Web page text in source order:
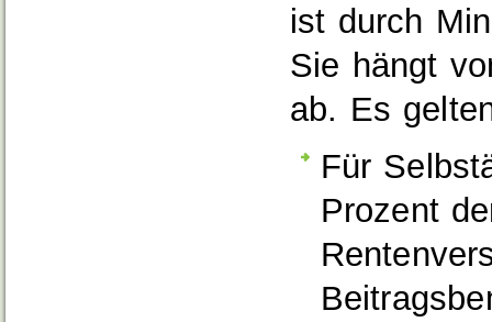
ist durch
Sie hängt
ab. Es
Für
Prozent